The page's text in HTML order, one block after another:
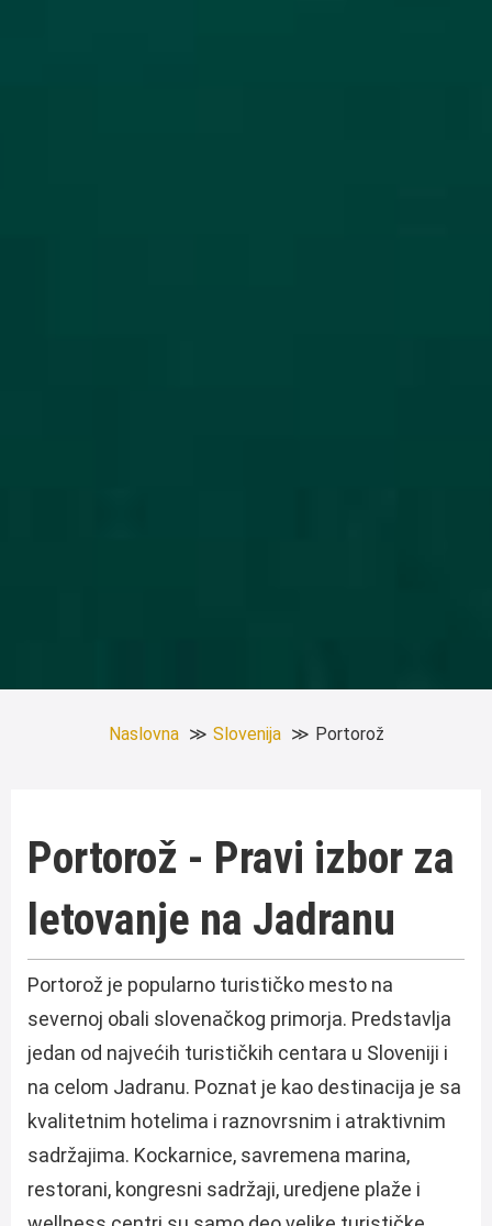
Naslovna Slovenija Portorož
Portorož - Pravi izbor za
letovanje na Jadranu
Portorož je popularno turističko mesto na
severnoj obali slovenačkog primorja. Predstavlja
jedan od najvećih turističkih centara u Sloveniji i
na celom Jadranu. Poznat je kao destinacija je sa
kvalitetnim hotelima i raznovrsnim i atraktivnim
sadržajima. Kockarnice, savremena marina,
restorani, kongresni sadržaji, uredjene plaže i